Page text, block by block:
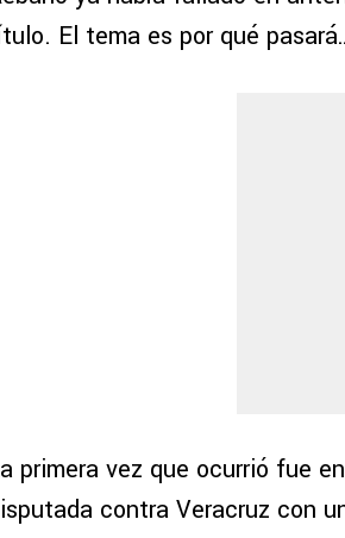
El tema es por qué
primera vez que ocurrió fue
contra Veracruz con